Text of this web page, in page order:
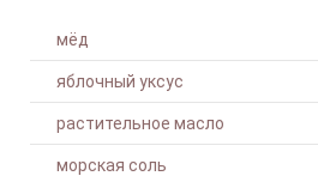
мёд
яблочный уксус
растительное масло
морская соль